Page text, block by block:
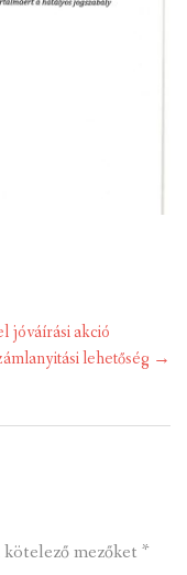
jóváírási akció
lehetőség →
mezőket *